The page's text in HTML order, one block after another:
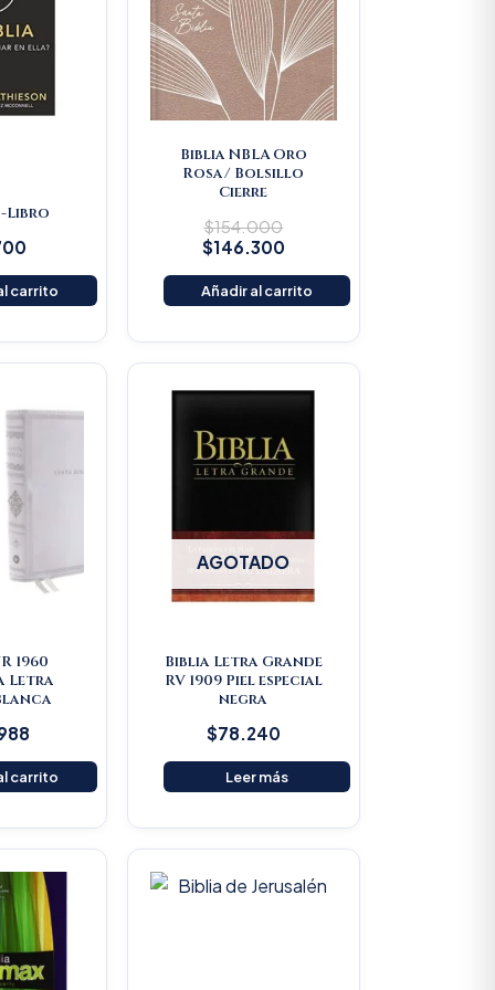
Libro
carrito
Biblia NBLA Oro
Rosa/ Bolsillo
Cierre
$154.000
$146.300
Añadir al carrito
1960
Letra
carrito
AGOTADO
Biblia Letra Grande
RV 1909 Piel especial
negra
$78.240
Leer más